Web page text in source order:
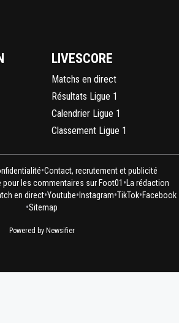
LIVESCORE
Matchs en direct
Résultats Ligue 1
Calendrier Ligue 1
Classement Ligue 1
•Contact, recrutement et publicité
les commentaires sur Foot01 •La rédaction
en direct•Youtube• Instagram•TikTok•Facebook
•Sitemap
Powered by Newsifier